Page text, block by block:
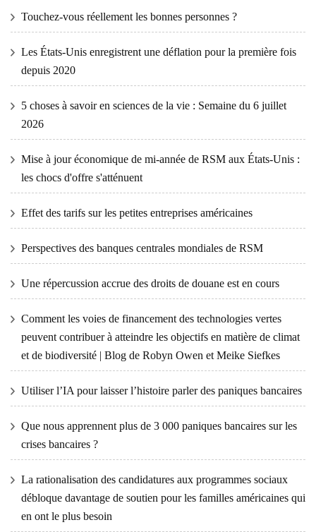
Touchez-vous réellement les bonnes personnes ?
Les États-Unis enregistrent une déflation pour la première fois
depuis 2020
5 choses à savoir en sciences de la vie : Semaine du 6 juillet
2026
Mise à jour économique de mi-année de RSM aux États-Unis :
les chocs d'offre s'atténuent
Effet des tarifs sur les petites entreprises américaines
Perspectives des banques centrales mondiales de RSM
Une répercussion accrue des droits de douane est en cours
Comment les voies de financement des technologies vertes
peuvent contribuer à atteindre les objectifs en matière de climat
et de biodiversité | Blog de Robyn Owen et Meike Siefkes
Utiliser l’IA pour laisser l’histoire parler des paniques bancaires
Que nous apprennent plus de 3 000 paniques bancaires sur les
crises bancaires ?
La rationalisation des candidatures aux programmes sociaux
débloque davantage de soutien pour les familles américaines qui
en ont le plus besoin